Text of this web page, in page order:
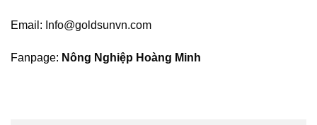
Email: Info@goldsunvn.com
Fanpage: Nông Nghiệp Hoàng Minh